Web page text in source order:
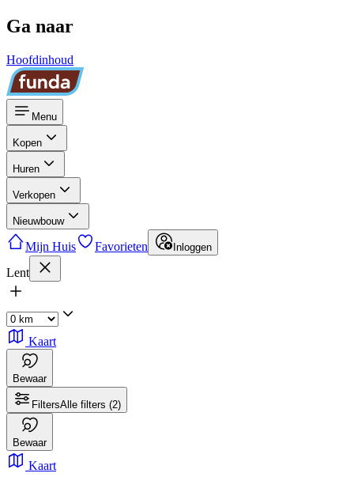
Ga naar
Hoofdinhoud
Menu
Kopen
Huren
Verkopen
Nieuwbouw
Mijn Huis Favorieten Inloggen
Lent
Kaart
Bewaar
FiltersAlle filters (2)
Bewaar
Kaart